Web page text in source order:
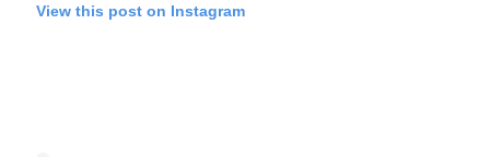
View this post on Instagram